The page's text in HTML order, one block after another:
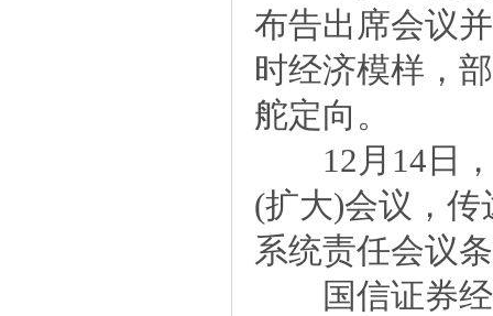
布告出席会议
时经济模样，
舵定向。
12月14日，
(扩大)会议，
系统责任会议
国信证券经